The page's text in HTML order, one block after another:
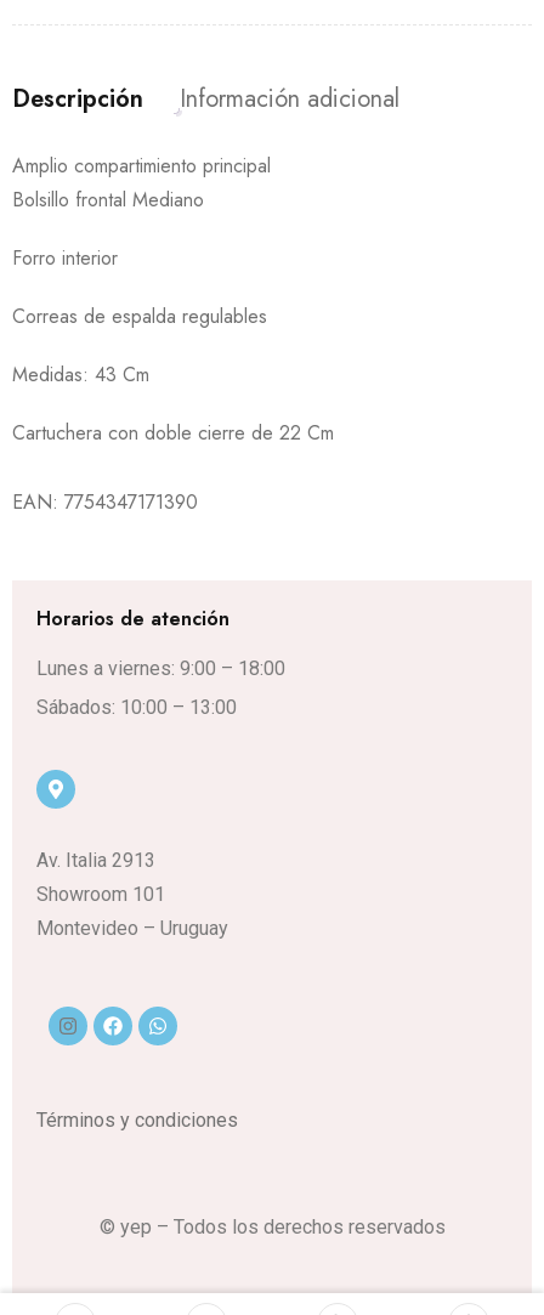
Descripción Información adicional
Amplio compartimiento principal
Bolsillo frontal Mediano
Forro interior
Correas de espalda regulables
Medidas: 43 Cm
Cartuchera con doble cierre de 22 Cm
EAN: 7754347171390
Horarios de atención
Lunes a viernes: 9:00 – 18:00
Sábados: 10:00 – 13:00
Av. Italia 2913
Showroom 101
Montevideo – Uruguay
Términos y condiciones
© yep – Todos los derechos reservados